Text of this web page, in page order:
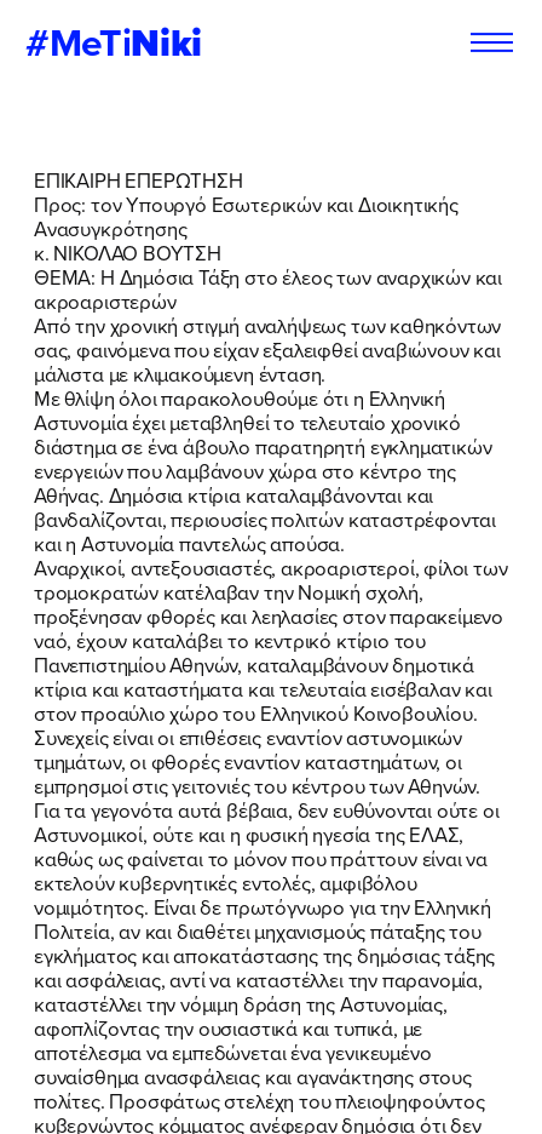
#MeTiNiki
ΕΠΙΚΑΙΡΗ ΕΠΕΡΩΤΗΣΗ
Προς: τον Υπουργό Εσωτερικών και Διοικητικής
Ανασυγκρότησης
κ. ΝΙΚΟΛΑΟ ΒΟΥΤΣΗ
ΘΕΜΑ: Η Δημόσια Τάξη στο έλεος των αναρχικών και
ακροαριστερών
Από την χρονική στιγμή αναλήψεως των καθηκόντων
σας, φαινόμενα που είχαν εξαλειφθεί αναβιώνουν και
μάλιστα με κλιμακούμενη ένταση.
Με θλίψη όλοι παρακολουθούμε ότι η Ελληνική
Αστυνομία έχει μεταβληθεί το τελευταίο χρονικό
διάστημα σε ένα άβουλο παρατηρητή εγκληματικών
ενεργειών που λαμβάνουν χώρα στο κέντρο της
Αθήνας. Δημόσια κτίρια καταλαμβάνονται και
βανδαλίζονται, περιουσίες πολιτών καταστρέφονται
και η Αστυνομία παντελώς απούσα.
Αναρχικοί, αντεξουσιαστές, ακροαριστεροί, φίλοι των
τρομοκρατών κατέλαβαν την Νομική σχολή,
προξένησαν φθορές και λεηλασίες στον παρακείμενο
ναό, έχουν καταλάβει το κεντρικό κτίριο του
Πανεπιστημίου Αθηνών, καταλαμβάνουν δημοτικά
κτίρια και καταστήματα και τελευταία εισέβαλαν και
στον προαύλιο χώρο του Ελληνικού Κοινοβουλίου.
Συνεχείς είναι οι επιθέσεις εναντίον αστυνομικών
τμημάτων, οι φθορές εναντίον καταστημάτων, οι
εμπρησμοί στις γειτονιές του κέντρου των Αθηνών.
Για τα γεγονότα αυτά βέβαια, δεν ευθύνονται ούτε οι
Αστυνομικοί, ούτε και η φυσική ηγεσία της ΕΛΑΣ,
καθώς ως φαίνεται το μόνον που πράττουν είναι να
εκτελούν κυβερνητικές εντολές, αμφιβόλου
νομιμότητος. Είναι δε πρωτόγνωρο για την Ελληνική
Πολιτεία, αν και διαθέτει μηχανισμούς πάταξης του
εγκλήματος και αποκατάστασης της δημόσιας τάξης
και ασφάλειας, αντί να καταστέλλει την παρανομία,
καταστέλλει την νόμιμη δράση της Αστυνομίας,
αφοπλίζοντας την ουσιαστικά και τυπικά, με
αποτέλεσμα να εμπεδώνεται ένα γενικευμένο
συναίσθημα ανασφάλειας και αγανάκτησης στους
πολίτες. Προσφάτως στελέχη του πλειοψηφούντος
κυβερνώντος κόμματος ανέφεραν δημόσια ότι δεν
Φόρμα
Εθελοντή
Εάν θέλετε να ενημερώνεστε για τις
δράσεις μας, μπορείτε να δηλώσετε
παρακάτω τα στοιχεία σας:
ΣΥΜΠΛΗΡΩΣΤΕ ΤΗ ΦΟΡΜΑ
ΟΝΟΜΑ*
ΕΠΙΘΕΤΟ*
ΤΗΛΕΦΩΝΟ*
EMAIL*
Αποδέχομαι τηνΠολιτική
Προστασίας Προσωπικών
Δεδομένων και τους τουςΌρους
Χρήσηςτου δικτυακού τόπου του
Πολιτικού Γραφείου της Βουλευτού
Νίκης Κεραμέως
ΥΠΟΒΟΛΗ
Εγγραφή στο
Newsletter
Εάν θέλετε να ενημερώνεστε για τις
δράσεις μας, μπορείτε να δηλώσετε
παρακάτω τα στοιχεία σας:
ΣΥΜΠΛΗΡΩΣΤΕ ΤΗ ΦΟΡΜΑ
ΟΝΟΜΑ*
ΕΠΙΘΕΤΟ*
ΤΗΛΕΦΩΝΟ
EMAIL*
Αποδέχομαι τηνΠολιτική
Προστασίας Προσωπικών
Δεδομένων και τους τουςΌρους
Χρήσηςτου δικτυακού τόπου του
Πολιτικού Γραφείου της Βουλευτού
Νίκης Κεραμέως
ΥΠΟΒΟΛΗ